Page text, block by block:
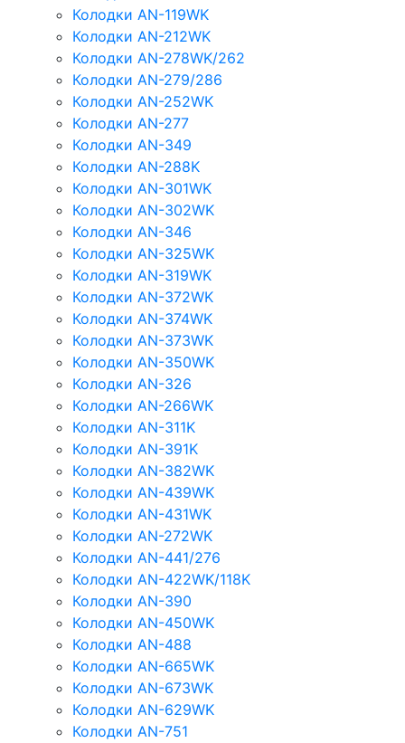
Колодки AN-119WK
Колодки AN-212WK
Колодки AN-278WK/262
Колодки AN-279/286
Колодки AN-252WK
Колодки AN-277
Колодки AN-349
Колодки AN-288K
Колодки AN-301WK
Колодки AN-302WK
Колодки AN-346
Колодки AN-325WK
Колодки AN-319WK
Колодки AN-372WK
Колодки AN-374WK
Колодки AN-373WK
Колодки AN-350WK
Колодки AN-326
Колодки AN-266WK
Колодки AN-311K
Колодки AN-391K
Колодки AN-382WK
Колодки AN-439WK
Колодки AN-431WK
Колодки AN-272WK
Колодки AN-441/276
Колодки AN-422WK/118K
Колодки AN-390
Колодки AN-450WK
Колодки AN-488
Колодки AN-665WK
Колодки AN-673WK
Колодки AN-629WK
Колодки AN-751